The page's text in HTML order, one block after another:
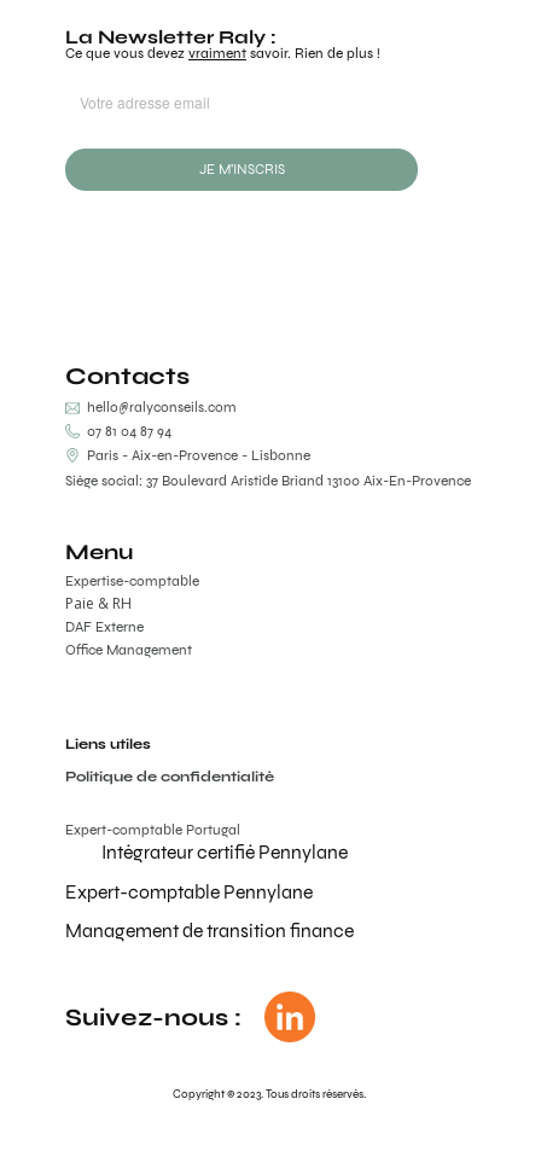
La Newsletter Raly :
Ce que vous devez vraiment savoir. Rien de plus !
JE M'INSCRIS
Copyright © 2023. Tous droits réservés.
Contacts
hello@ralyconseils.com
07 81 04 87 94
Paris - Aix-en-Provence - Lisbonne
Siège social: 37 Boulevard Aristide Briand 13100 Aix-En-Provence
Menu
Expertise-comptable
DAF Externe
Office Management
Paie & RH
Liens utiles
Politique de confidentialité
Expert-comptable Portugal
Intégrateur certifié Pennylane
Expert-comptable Pennylane
Management de transition finance
Suivez-nous :